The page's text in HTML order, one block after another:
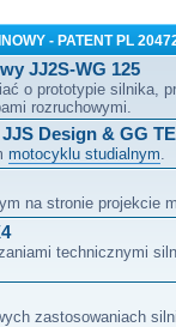
- PATENT PL
JJ2S-WG 125
o prototypie silnika,
rozruchowymi.
Design & GG
motocyklu studialnym
na stronie projekcie
technicznymi
zastosowaniach